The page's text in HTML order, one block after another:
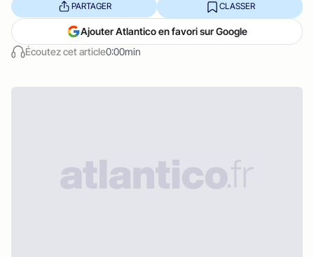
Écoutez cet article0:00min
PARTAGER CLASSER
Ajouter Atlantico en favori sur Google